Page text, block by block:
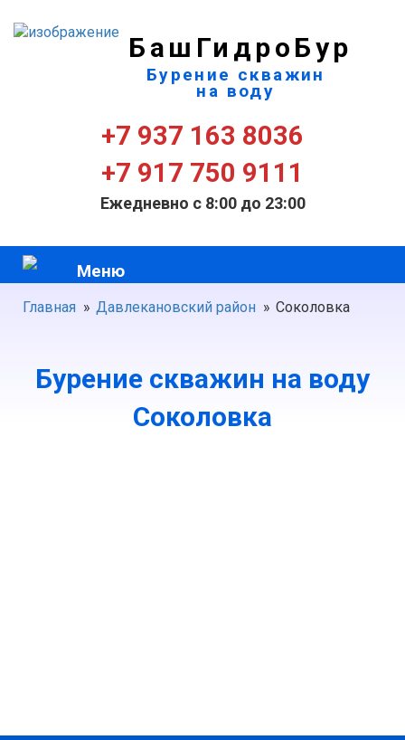
БашГидроБур
Бурение скважин
на воду
+7 937 163 8036
+7 917 750 9111
Ежедневно с 8:00 до 23:00
Меню
Главная » Давлекановский район » Соколовка
Бурение скважин на воду
Соколовка